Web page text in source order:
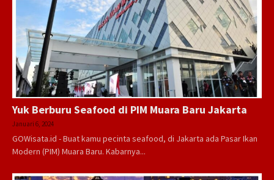
Yuk Berburu Seafood di PIM Muara Baru Jakarta
Januari 6, 2024
GOWisata.id - Buat kamu pecinta seafood, di Jakarta ada Pasar Ikan
Modern (PIM) Muara Baru. Kabarnya...